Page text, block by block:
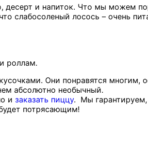
десерт и напиток. Что мы можем
слабосоленый лосось – очень
роллам.
кусочками. Они понравятся многим,
абсолютно необычный.
и заказать пиццу. Мы гарантируем,
потрясающим!